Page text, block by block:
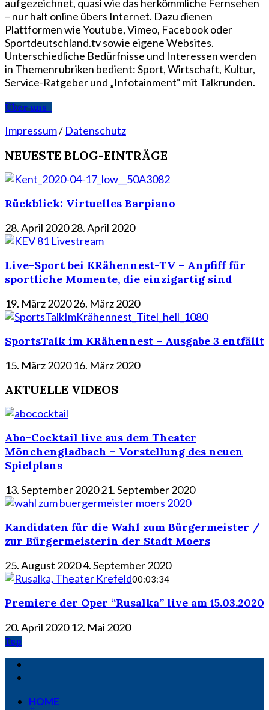
aufgezeichnet, quasi wie das herkömmliche Fernsehen
– nur halt online übers Internet. Dazu dienen
Plattformen wie Youtube, Vimeo, Facebook oder
Sportdeutschland.tv sowie eigene Websites.
Unterschiedliche Bedürfnisse und Interessen werden
in Themenrubriken bedient: Sport, Wirtschaft, Kultur,
Service-Ratgeber und „Infotainment“ mit Talkrunden.
Über uns
Impressum/ Datenschutz
NEUESTE BLOG-EINTRÄGE
Rückblick: Virtuelles Barpiano
28. April 202028. April 2020
Live-Sport bei KRähennest-TV – Anpfiff für
sportliche Momente, die einzigartig sind
19. März 202026. März 2020
SportsTalk im KRähennest – Ausgabe 3 entfällt
15. März 2020 16. März 2020
AKTUELLE VIDEOS
Abo-Cocktail live aus dem Theater
Mönchengladbach – Vorstellung des neuen
Spielplans
13. September 202021. September 2020
Kandidaten für die Wahl zum Bürgermeister /
zur Bürgermeisterin der Stadt Moers
25. August 20204. September 2020
00:03:34
Premiere der Oper “Rusalka” live am 15.03.2020
20. April 2020 12. Mai 2020
Top
HOME